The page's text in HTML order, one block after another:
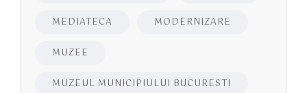
MEDIATECA MODERNIZARE
MUZEE
MUZEUL MUNICIPIULUI BUCURESTI